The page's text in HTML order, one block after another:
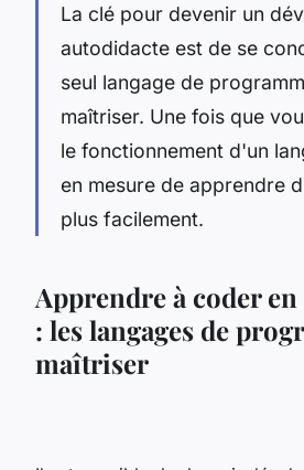
La clé pour devenir un
autodidacte est de se
seul langage de
maîtriser. Une fois que
le fonctionnement d'un
en mesure de apprendre
plus facilement.
Apprendre à coder
: les langages de
maîtriser